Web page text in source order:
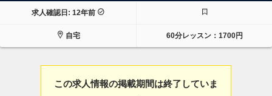
求人確認日: 12年前
自宅 60分レッスン：1700円
この求人情報の掲載期間は終了していま